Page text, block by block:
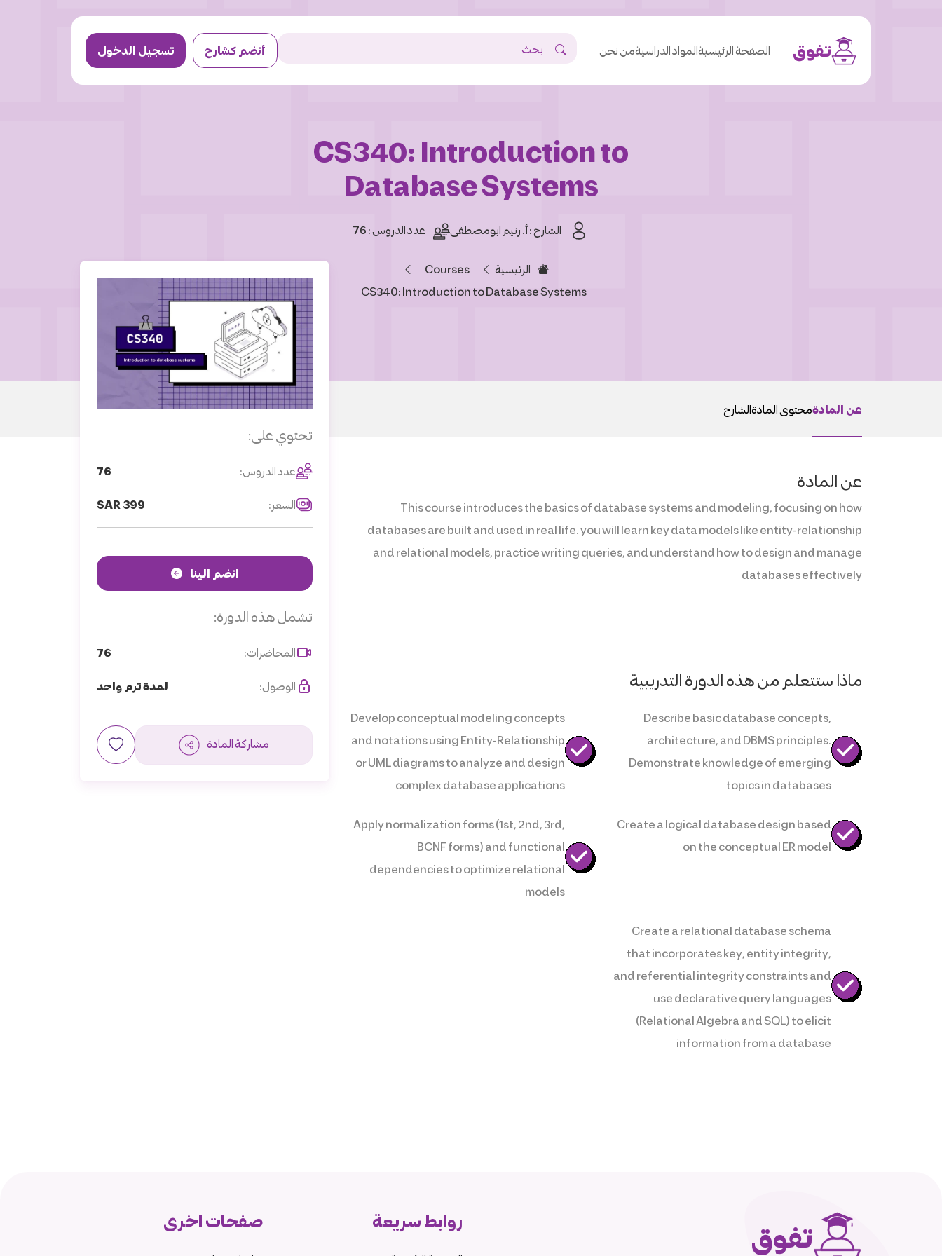
تفوق الصفحة الرئيسيةالمواد الدراسيةمن نحن أنضم كشارح تسجيل الدخول
CS340: Introduction to
Database Systems
الشارح :أ. رنيم ابومصطفى عدد الدروس : 76
الرئيسية
Courses
CS340: Introduction to Database Systems
عن المادةمحتوى المادةالشارح
عن المادة
This course introduces the basics of database systems and modeling, focusing on how
databases are built and used in real life. you will learn key data models like entity-relationship
and relational models, practice writing queries, and understand how to design and manage
databases effectively
ماذا ستتعلم من هذه الدورة التدريبية
Describe basic database concepts,
architecture, and DBMS principles.
Demonstrate knowledge of emerging
topics in databases
Develop conceptual modeling concepts
and notations using Entity-Relationship
or UML diagrams to analyze and design
complex database applications
Create a logical database design based
on the conceptual ER model
Apply normalization forms (1st, 2nd, 3rd,
BCNF forms) and functional
dependencies to optimize relational
models
Create a relational database schema
that incorporates key, entity integrity,
and referential integrity constraints and
use declarative query languages
(Relational Algebra and SQL) to elicit
information from a database
تحتوي على:
عدد الدروس: 76
السعر: SAR 399
انضم الينا
تشمل هذه الدورة:
المحاضرات: 76
الوصول: لمدة ترم واحد
مشاركة المادة
تفوق روابط سريعة صفحات اخرى